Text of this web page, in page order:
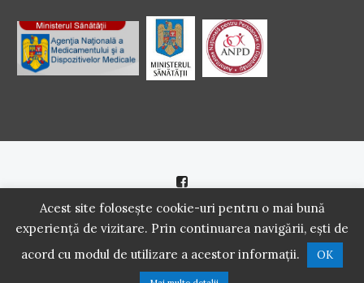
Politică de cookie |Politică de confidenţialitate
2016 - 2021 Copyright. Scoala Pacientilor - QUINN Media SRL.
Acest site folosește cookie-uri pentru o mai bună
experiență de vizitare. Prin continuarea navigării, ești de
acord cu modul de utilizare a acestor informații.
OK